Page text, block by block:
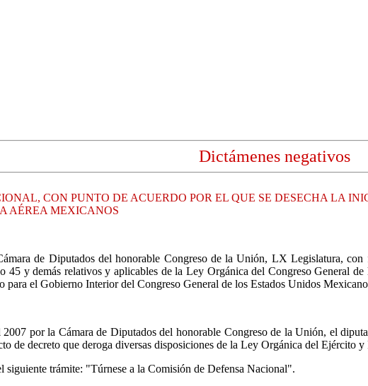
Dictámenes negativos
CON PUNTO DE ACUERDO POR EL QUE SE DESECHA LA
AÉREA MEXICANOS
de Diputados del honorable Congreso de la Unión, LX Legislatura,
y demás relativos y aplicables de la Ley Orgánica del Congreso General
para el Gobierno Interior del Congreso General de los Estados Unidos
por la Cámara de Diputados del honorable Congreso de la Unión, el
de decreto que deroga diversas disposiciones de la Ley Orgánica del Ejército
siguiente trámite: "Túrnese a la Comisión de Defensa Nacional".